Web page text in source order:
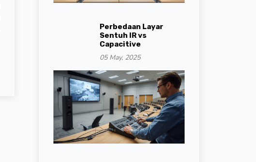
Perbedaan Layar
Sentuh IR vs
Capacitive
05 May, 2025